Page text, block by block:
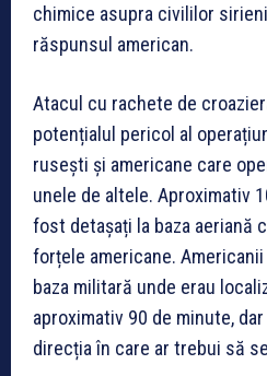
chimice asupra civililor
răspunsul american.
Atacul cu rachete de
potențialul pericol al
rusești și americane care
unele de altele. Aproximativ
fost detașați la baza aeriană
forțele americane.
baza militară unde erau
aproximativ 90 de minute,
direcția în care ar trebui să